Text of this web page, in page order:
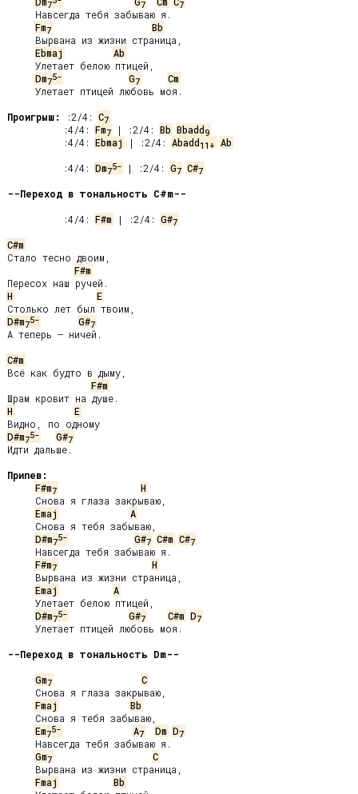
7 7 7
Fm7
Bb
Ebmaj
Ab
Dm75- G7
Cm
Проигрыш:
:2/4: C7
:4/4: Fm7 | :2/4: Bb Bbadd9
:4/4: Ebmaj | :2/4: Abadd11+ Ab
:4/4: Dm75- | :2/4: G7 C#7
--Переход в тональность С#m--
:4/4: F#m | :2/4: G#7
C#m
Стало тесно двоим,
F#m
H
E
D#m75- G#7
А теперь – ничей.
C#m
Всё как будто в дыму,
F#m
H
E
D#m75- G#7
Идти дальше.
Припев:
F#m7
H
Emaj
A
D#m75- G#7 C#m C#7
F#m7
H
Emaj
A
D#m75- G#7 C#m D7
--Переход в тональность Dm--
Gm7
C
Fmaj
Bb
Em75- A7 Dm D7
Gm7
C
Fmaj
Bb